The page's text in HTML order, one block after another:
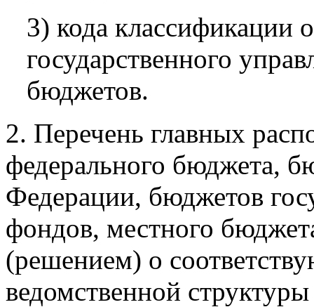
3) кода классификации
государственного
бюджетов.
2. Перечень главных
федерального бюджета,
Федерации, бюджетов
фондов, местного
(решением) о
ведомственной